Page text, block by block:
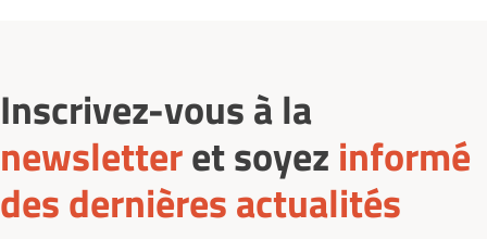
Inscrivez-vous à la
newsletteret soyez informé
des dernières actualités